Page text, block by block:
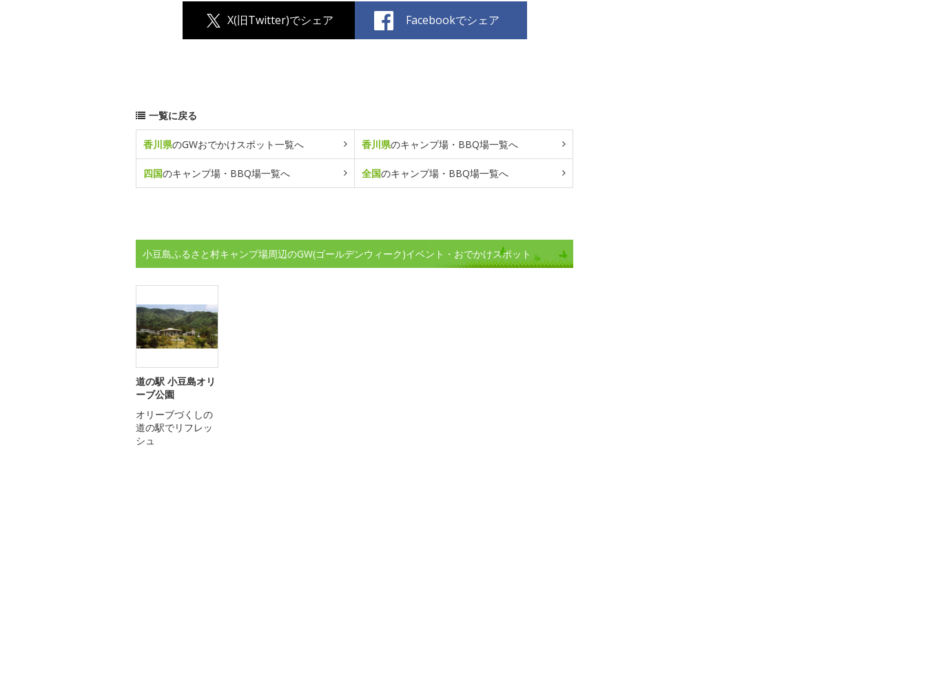
X(旧Twitter)でシェア Facebookでシェア
一覧に戻る
香川県のGWおでかけスポット一覧へ 香川県のキャンプ場・BBQ場一覧へ
四国のキャンプ場・BBQ場一覧へ 全国のキャンプ場・BBQ場一覧へ
小豆島ふるさと村キャンプ場周辺のGW(ゴールデンウィーク)イベント・おでかけスポット
道の駅 小豆島オリ
ーブ公園
オリーブづくしの
道の駅でリフレッ
シュ